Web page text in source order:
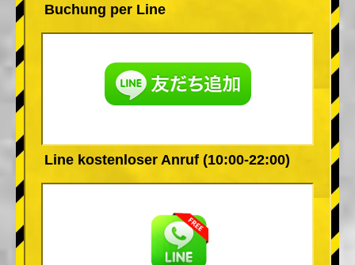
Buchung per Line
Line kostenloser Anruf (10:00-22:00)